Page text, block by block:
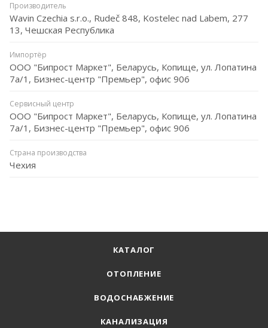
Производитель
Wavin Czechia s.r.o., Rudeč 848, Kostelec nad Labem, 277
13, Чешская Республика
Импортёр
ООО "Бипрост Маркет", Беларусь, Копище, ул. Лопатина
7а/1, Бизнес-центр "Премьер", офис 906
Сервисный центр
ООО "Бипрост Маркет", Беларусь, Копище, ул. Лопатина
7а/1, Бизнес-центр "Премьер", офис 906
Страна производства
Чехия
КАТАЛОГ
ОТОПЛЕНИЕ
ВОДОСНАБЖЕНИЕ
КАНАЛИЗАЦИЯ